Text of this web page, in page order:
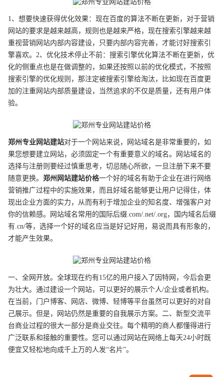
1、想要快速获得优化效果：现在百度的算法不断在更新，对于营销
网站的要求是越来越高，规则也是越来严格，现在搜索引擎越来越
重视营销网站内部内容建设，只要内部内容完善，才能讨好搜索引
擎喜欢。2、优化技术停止不前：搜索引擎优化算法不断在更新，优
化的侧重点也是在做调整的，如果还按照以前的优化模式，不按照
搜索引擎的优化规则，那注定被搜索引擎给淘汰，比如现在百度更
加的注重网站内部质量建设，当然追求的不仅是质量，还有用户体
验。
郑州专业网站建站对于一个网站来说，网站域名是非常重要的，如
果您想要建立网站，必须固定一个有重要意义的域名。网站域名的
选择与注册则要经过慎重思考，切忌随心所欲，一旦注册下来不要
随意更换。 郑州 网站建站价格一个好的域名有助于企业在进行网络
营销推广过程中的实施效果，而且好域名能够更让用户记得住，体
现出企业方面的实力，从而有利于增加企业的知名度、增强客户对
你的信赖感。网站域名常用的国际后缀.com/.net/.org，国内域名后缀
有.cn/等，选择一个好的域名应当是好记好用，易说而具有形象的，
才能产生效果。
一、全网开放。全球现在约有15亿的用户接入了因特网，今后会更
为壮大。通过建设一个网站，可以更好的展示个人/企业或者机构。
在当前，门户博客、网店、微博、轻博等平台虽然可以更好的对自
己展示。但是，网站仍然是重要的自我展示方案。二、新型交流平
台商业过程的很大一部分是商业交往。每个精明的商人都懂得进行
广泛联系和接触的重要性。您可以通过网站在网络上每天24小时既
便宜又轻松地向成千上万的人发“名片”。